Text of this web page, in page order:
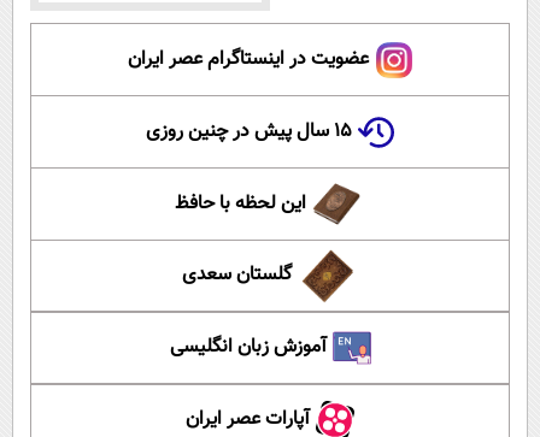
عضویت در اینستاگرام عصر ایران
۱۵ سال پیش در چنین روزی
این لحظه با حافظ
گلستان سعدی
آموزش زبان انگلیسی
آپارات عصر ایران